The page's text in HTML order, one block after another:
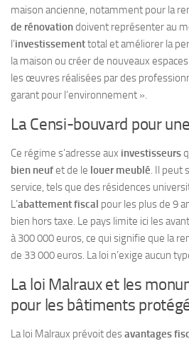
maison ancienne, notamment pour la
de rénovationdoivent représenter au
l’investissementtotal et améliorer la
la maison ou créer de nouveaux espaces
les œuvres réalisées par des
garant pour l’environnement ».
La Censi-bouvard pour
Ce régime s’adresse aux investisseurs
bien neufet de le louer meublé. Il peut
service, tels que des résidences
L’abattement fiscal pour les plus de 9
bien hors taxe. Le pays limite ici les
à 300 000 euros, ce qui signifie que la
de 33 000 euros. La loi n’exige aucun
La loi Malraux et les
pour les bâtiments
La loi Malraux prévoit desavantages